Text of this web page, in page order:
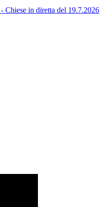
Chiese in diretta del 19.7.2026